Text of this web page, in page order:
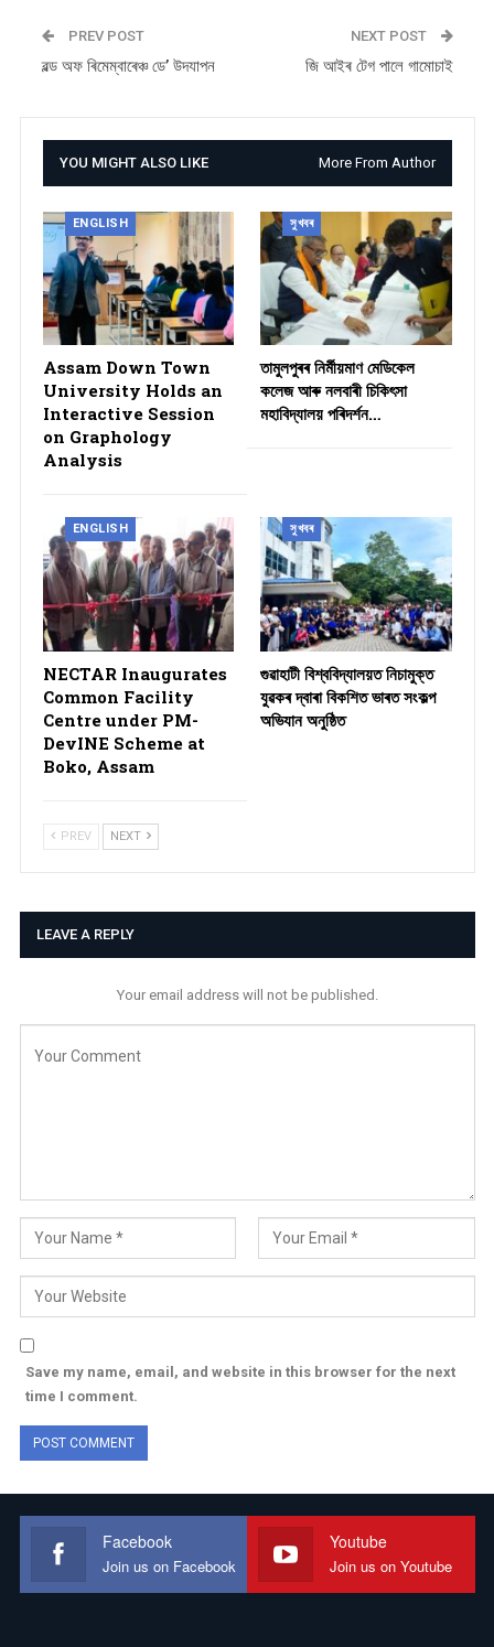
PREV POST
ৱল্ড অফ ৰিমেম্বাৰেঞ্চ ডে’ উদযাপন
NEXT POST
জি আইৰ টেগ পালে গামোচাই
YOU MIGHT ALSO LIKE More From Author
ENGLISH
Assam Down Town
University Holds an
Interactive Session
on Graphology
Analysis
সুখবৰ
তামুলপুৰৰ নিৰ্মীয়মাণ মেডিকেল
কলেজ আৰু নলবাৰী চিকিৎসা
মহাবিদ্যালয় পৰিদৰ্শন…
ENGLISH
NECTAR Inaugurates
Common Facility
Centre under PM-
DevINE Scheme at
Boko, Assam
সুখবৰ
গুৱাহাটী বিশ্ববিদ্যালয়ত নিচামুক্ত
যুৱকৰ দ্বাৰা বিকশিত ভাৰত সংকল্প
অভিযান অনুষ্ঠিত
PREV NEXT
LEAVE A REPLY
Your email address will not be published.
Save my name, email, and website in this browser for the next
time I comment.
Facebook
Join us on Facebook
Youtube
Join us on Youtube